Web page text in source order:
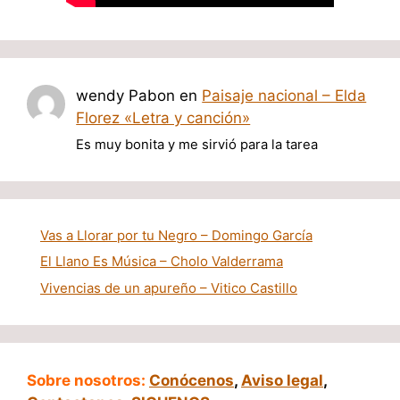
wendy Pabon en Paisaje nacional – Elda
Florez «Letra y canción»
Es muy bonita y me sirvió para la tarea
Vas a Llorar por tu Negro – Domingo García
El Llano Es Música – Cholo Valderrama
Vivencias de un apureño – Vitico Castillo
Sobre nosotros: Conócenos, Aviso legal,